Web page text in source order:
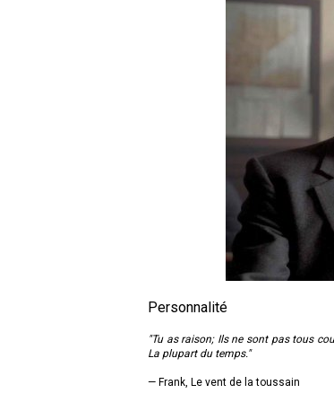
Personnalité
"Tu as raison; Ils ne sont pas tous
La plupart du temps."
— Frank, Le vent de la toussain